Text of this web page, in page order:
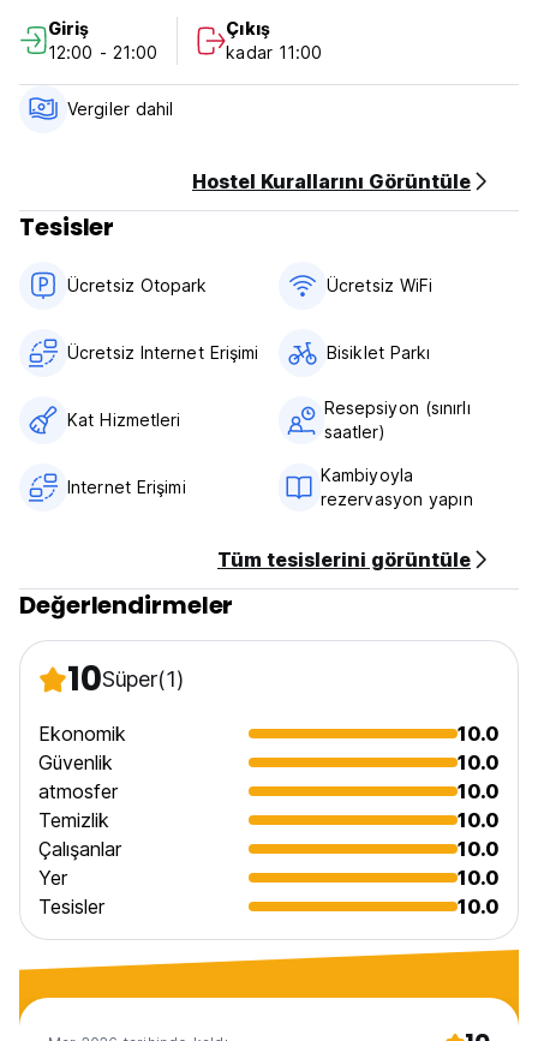
service fee if paid with Credit & Debit Card.
Taxes not included - Good Service Tax: 5% on the total bill.
No curfew.
Giriş
12:00 - 21:00
Çıkış
kadar 11:00
Vergiler dahil
Hostel Kurallarını Görüntüle
Tesisler
Ücretsiz Otopark Ücretsiz WiFi
Ücretsiz Internet Erişimi Bisiklet Parkı
Kat Hizmetleri
Resepsiyon (sınırlı
saatler)
Internet Erişimi
Kambiyoyla
rezervasyon yapın
Tüm tesislerini görüntüle
Değerlendirmeler
10Süper(1)
Ekonomik
10.0
Güvenlik
10.0
atmosfer
10.0
Temizlik
10.0
Çalışanlar
10.0
Yer
10.0
Tesisler
10.0